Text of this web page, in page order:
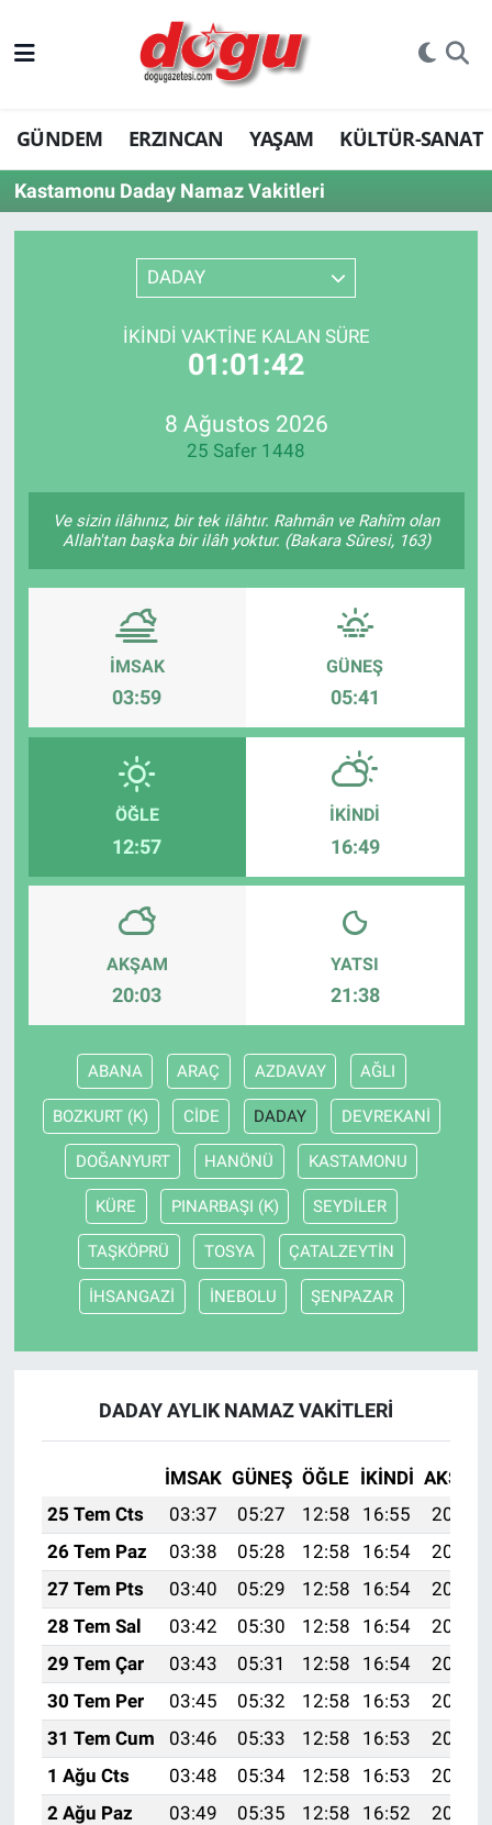
GÜNDEM ERZINCAN YAŞAM KÜLTÜR-SANAT
Kastamonu Daday Namaz Vakitleri
DADAY
İKINDI VAKTINE KALAN SÜRE
01:01:41
8 Ağustos 2026
25 Safer 1448
Ve sizin ilâhınız, bir tek ilâhtır. Rahmân ve Rahîm olan
Allah'tan başka bir ilâh yoktur. (Bakara Sûresi, 163)
İMSAK
03:59
GÜNEŞ
05:41
ÖĞLE
12:57
İKINDI
16:49
AKŞAM
20:03
YATSI
21:38
ABANA ARAÇ AZDAVAY AĞLI
BOZKURT (K) CİDE DADAY DEVREKANİ
DOĞANYURT HANÖNÜ KASTAMONU
KÜRE PINARBAŞI (K) SEYDİLER
TAŞKÖPRÜ TOSYA ÇATALZEYTİN
İHSANGAZİ İNEBOLU ŞENPAZAR
DADAY AYLIK NAMAZ VAKITLERI
İMSAK GÜNEŞ ÖĞLE İKINDI AKŞAM
25 Tem Cts
03:37 05:27 12:58 16:55
20:19
26 Tem Paz
03:38 05:28 12:58 16:54
20:18
27 Tem Pts
03:40 05:29 12:58 16:54
20:17
28 Tem Sal
03:42 05:30 12:58 16:54
20:16
29 Tem Çar
03:43 05:31 12:58 16:54
20:15
30 Tem Per
03:45 05:32 12:58 16:53
20:14
31 Tem Cum
03:46 05:33 12:58 16:53
20:13
1 Ağu Cts
03:48 05:34 12:58 16:53
20:11
2 Ağu Paz
03:49 05:35 12:58 16:52
20:10
ERZINCAN
GÜNDEM
ERZİNCAN FOTOĞRAFLARI
Bilim, teknoloji
KÜLTÜR-SANAT
Yerel Haber
Politika
YAŞAM
RESMİ İLAN